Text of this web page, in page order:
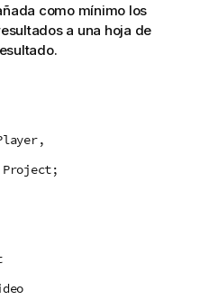
como mínimo los
a una hoja de